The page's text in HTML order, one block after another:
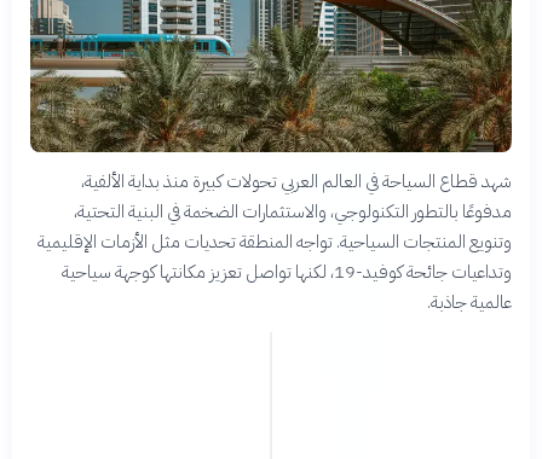
شهد قطاع السياحة في العالم العربي تحولات كبيرة منذ بداية الألفية،
مدفوعًا بالتطور التكنولوجي، والاستثمارات الضخمة في البنية التحتية،
وتنويع المنتجات السياحية. تواجه المنطقة تحديات مثل الأزمات الإقليمية
وتداعيات جائحة كوفيد-19، لكنها تواصل تعزيز مكانتها كوجهة سياحية
عالمية جاذبة.